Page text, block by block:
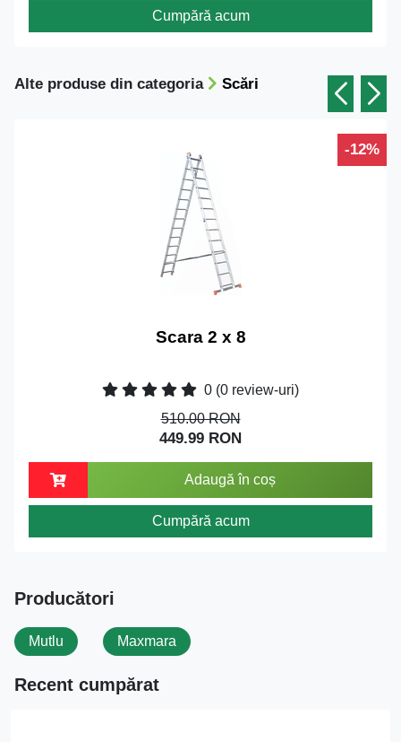
Cumpără acum
Alte produse din categoria Scări
-12%
Scara 2 x 8
0 (0 review-uri)
510.00 RON
449.99 RON
Adaugă în coș
Cumpără acum
Producători
Mutlu Maxmara
Recent cumpărat